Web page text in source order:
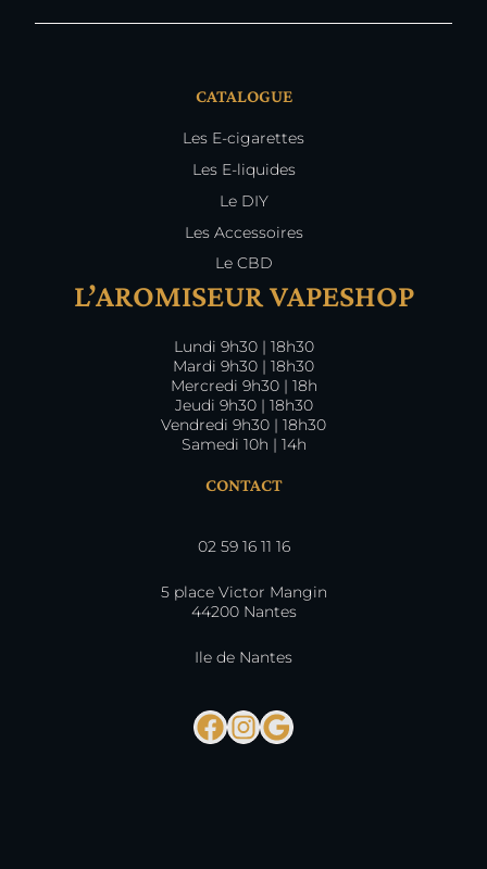
CATALOGUE
Les E-cigarettes
Les E-liquides
Le DIY
Les Accessoires
Le CBD
L’AROMISEUR VAPESHOP
Lundi 9h30 | 18h30
Mardi 9h30 | 18h30
Mercredi 9h30 | 18h
Jeudi 9h30 | 18h30
Vendredi 9h30 | 18h30
Samedi 10h | 14h
CONTACT
02 59 16 11 16
5 place Victor Mangin
44200 Nantes
Ile de Nantes
Facebook
Instagram
Google